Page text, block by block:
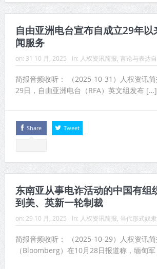
自由亚洲电台宣布自成立29年
闻服务
on: 31 10 月, 2025 In: 人权资讯简报, 言论与表达
简报音频收听： （2025-10-31）人权资讯
29日，自由亚洲电台（RFA）英文组发布 […]
Share Tweet
东南亚从事电诈活动的中国有组
到美、英新一轮制裁
on: 29 10 月, 2025 In: 人权资讯简报 当代形式奴
简报音频收听： （2025-10-29）人权资讯
（Bloomberg）在10月28日报道称，缅甸